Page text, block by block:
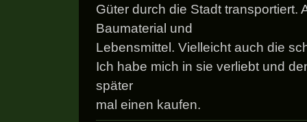
Güter durch die Stadt transportiert.
Baumaterial und
Lebensmittel. Vielleicht auch die
Ich habe mich in sie verliebt und
später
mal einen kaufen.